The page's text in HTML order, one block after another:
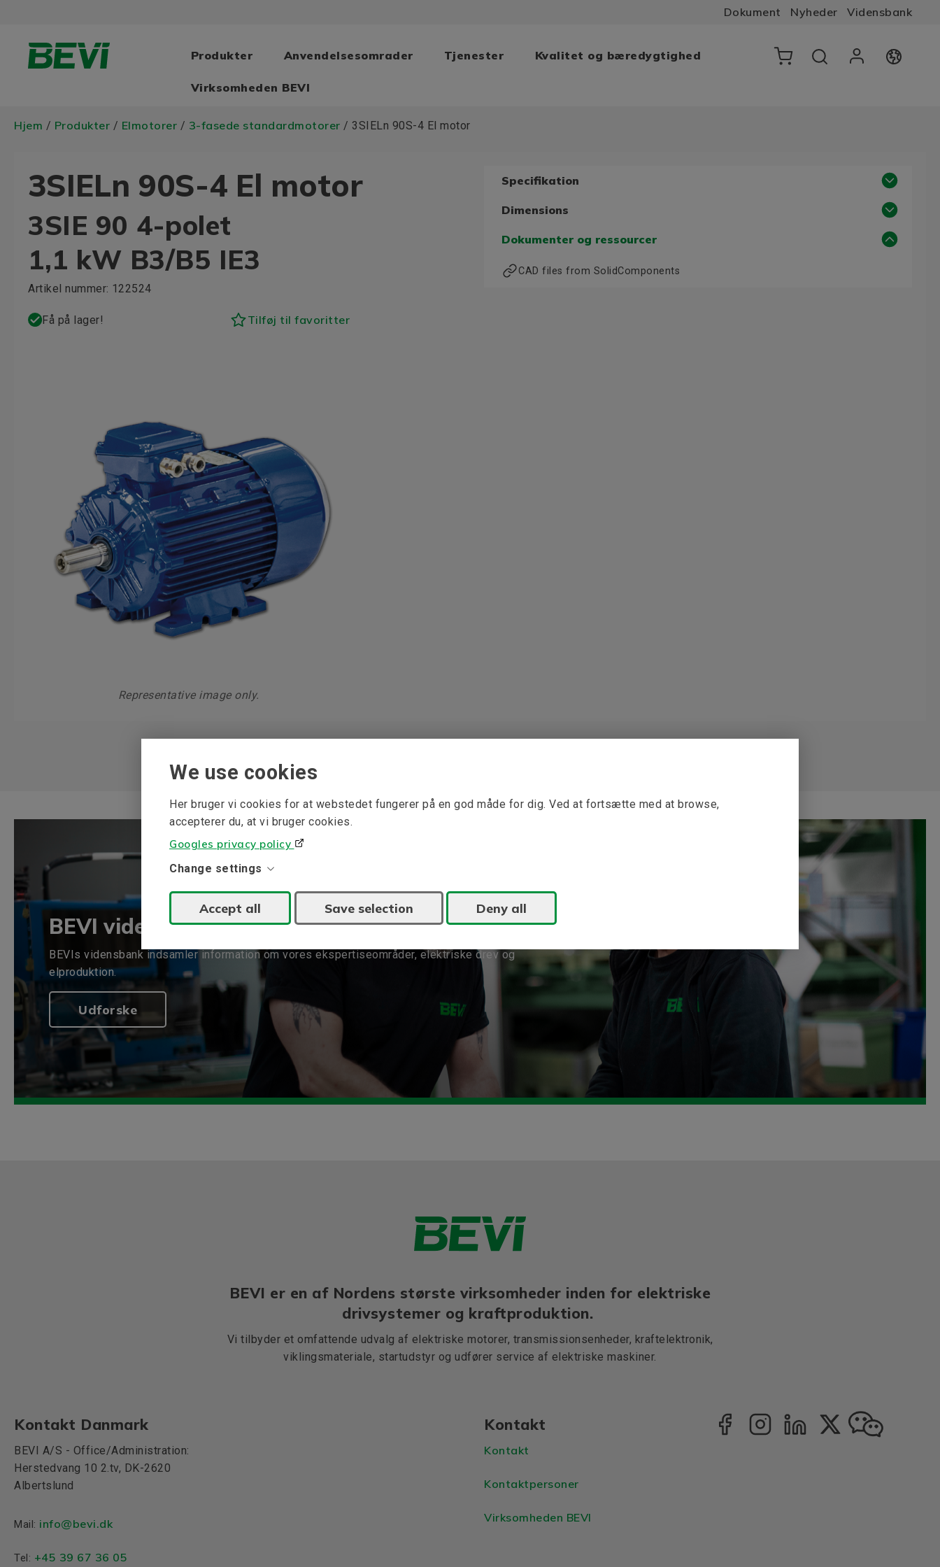
We use cookies
Her bruger vi cookies for at webstedet fungerer på en god måde for dig. Ved at fortsætte med at browse,
accepterer du, at vi bruger cookies.
Googles privacy policy
Change settings
Accept all Save selection Deny all
Dokument Nyheder Vidensbank
Produkter Anvendelsesomrader Tjenester Kvalitet og bæredygtighed
Virksomheden BEVI
Hjem / Produkter / Elmotorer / 3-fasede standardmotorer / 3SIELn 90S-4 El motor
3SIELn 90S-4 El motor
3SIE 90 4-polet
1,1 kW B3/B5 IE3
Artikel nummer: 122524
Få på lager! Tilføj til favoritter
Representative image only.
Specifikation
Dimensions
Dokumenter og ressourcer
CAD files from SolidComponents
BEVI vidensbank
BEVIs vidensbank indsamler information om vores ekspertiseområder, elektriske drev og
elproduktion.
Udforske
BEVI er en af Nordens største virksomheder inden for elektriske
drivsystemer og kraftproduktion.
Vi tilbyder et omfattende udvalg af elektriske motorer, transmissionsenheder, kraftelektronik,
viklingsmateriale, startudstyr og udfører service af elektriske maskiner.
Kontakt Danmark
BEVI A/S - Office/Administration:
Herstedvang 10 2.tv, DK-2620
Albertslund
Mail: info@bevi.dk
Tel: +45 39 67 36 05
Kontakt
Kontakt
Kontaktpersoner
Virksomheden BEVI